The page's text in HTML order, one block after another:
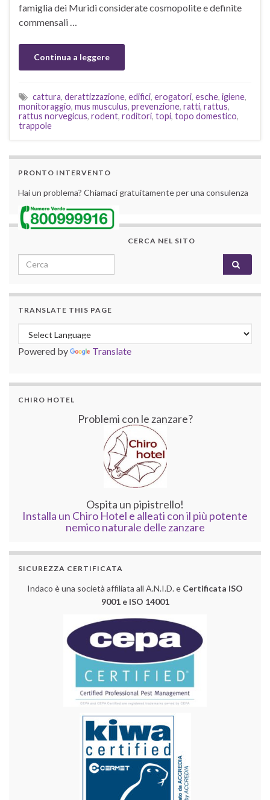
famiglia dei Muridi considerate cosmopolite e definite
commensali …
Continua a leggere
cattura, derattizzazione, edifici, erogatori, esche, igiene,
monitoraggio, mus musculus, prevenzione, ratti, rattus,
rattus norvegicus, rodent, roditori, topi, topo domestico,
trappole
PRONTO INTERVENTO
Hai un problema? Chiamaci gratuitamente per una consulenza
CERCA NEL SITO
Search for:
TRANSLATE THIS PAGE
Powered by Translate
CHIRO HOTEL
Problemi con le zanzare?
Ospita un pipistrello!
Installa un Chiro Hotel e alleati con il più potente
nemico naturale delle zanzare
SICUREZZA CERTIFICATA
Indaco è una società affiliata all A.N.I.D. e Certificata ISO
9001 e ISO 14001